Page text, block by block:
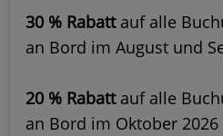
30 % Rabatt auf alle
an Bord im August und
20 % Rabattauf alle
an Bord im Oktober 2026